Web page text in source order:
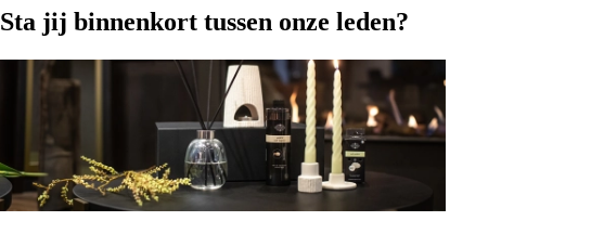
Sta jij binnenkort tussen onze leden?